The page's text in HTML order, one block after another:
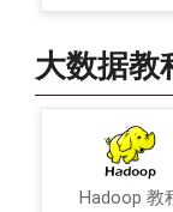
大数据教
Hadoop 教